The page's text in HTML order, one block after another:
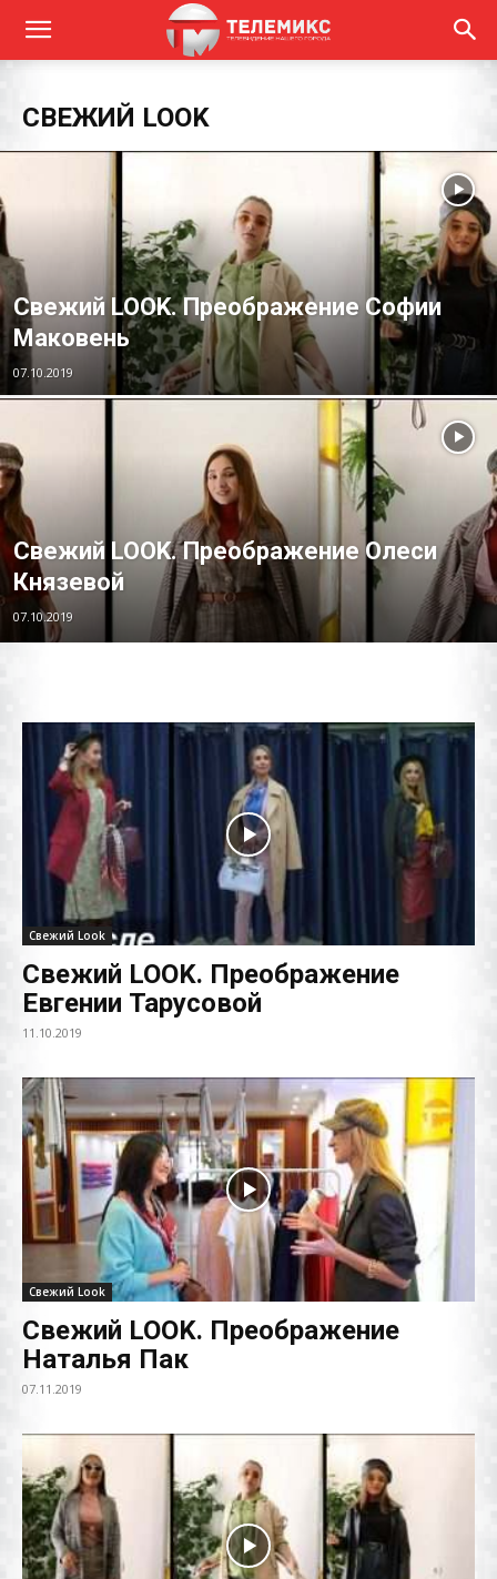
СВЕЖИЙ LOOK
Свежий LOOK. Преображение Софии
Маковень
07.10.2019
Свежий LOOK. Преображение Олеси
Князевой
07.10.2019
Свежий Look
Свежий LOOK. Преображение
Евгении Тарусовой
11.10.2019
Свежий Look
Свежий LOOK. Преображение
Наталья Пак
07.11.2019